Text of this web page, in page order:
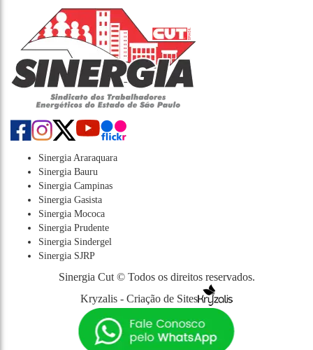
Sinergia Araraquara
Sinergia Bauru
Sinergia Campinas
Sinergia Gasista
Sinergia Mococa
Sinergia Prudente
Sinergia Sindergel
Sinergia SJRP
Sinergia Cut © Todos os direitos reservados.
Kryzalis - Criação de Sites